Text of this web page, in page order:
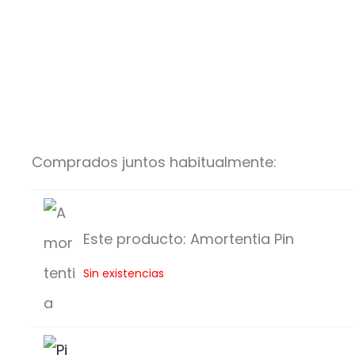
Comprados juntos habitualmente:
A
m
o
Este producto: Amortentia Pin
Sin existencias